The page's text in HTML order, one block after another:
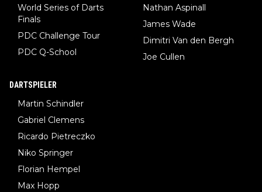
World Series of Darts
Finals
PDC Challenge Tour
PDC Q-School
Nathan Aspinall
James Wade
Dimitri Van den Bergh
Joe Cullen
DARTSPIELER
Martin Schindler
Gabriel Clemens
Ricardo Pietreczko
Niko Springer
Florian Hempel
Max Hopp